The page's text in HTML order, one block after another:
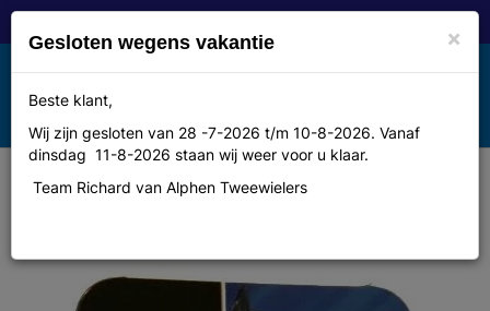
Toggle
navigation
MENU
Xlc zadelpenbout 8x40
×
Gesloten wegens vakantie
Beste klant,
Wij zijn gesloten van 28 -7-2026 t/m 10-8-2026. Vanaf
dinsdag 11-8-2026 staan wij weer voor u klaar.
Team Richard van Alphen Tweewielers